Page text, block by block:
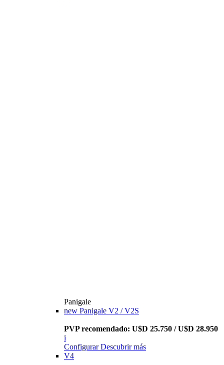
Panigale
new Panigale V2 / V2S
PVP recomendado: U$D 25.750 / U$D 28.950
i
Configurar Descubrir más
V4